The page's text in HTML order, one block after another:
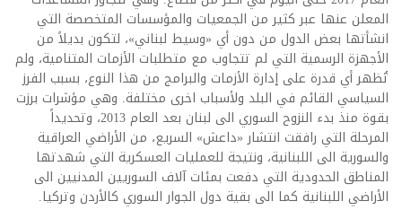
المعلن عنها عبر كثير من الجمعيات والمؤسسات المتخصصة التي
انشأتها بعض الدول من دون أي «وسيط لبناني»، لتكون بديلاً من
الأجهزة الرسمية التي لم تتجاوب مع متطلبات الأزمات المتنامية، ولم
تُظهر أي قدرة على إدارة الأزمات والبرامج من هذا النوع، بسبب الفرز
السياسي القائم في البلد ولأسباب اخرى مختلفة. وهي مؤشرات برزت
بقوة منذ بدء النزوح السوري الى لبنان بعد العام 2013، وتحديداً
المرحلة التي رافقت انتشار «داعش» السريع، من الأراضي العراقية
والسورية الى اللبنانية، ونتيجة للعمليات العسكرية التي شهدتها
المناطق الحدودية التي دفعت بمئات آلاف السوريين المدنيين الى
الأراضي اللبنانية كما الى بقية دول الجوار السوري كالأردن وتركيا.